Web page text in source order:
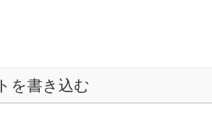
を書き込む